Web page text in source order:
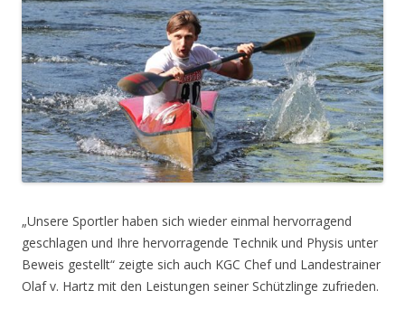
„Unsere Sportler haben sich wieder einmal hervorragend
geschlagen und Ihre hervorragende Technik und Physis unter
Beweis gestellt“ zeigte sich auch KGC Chef und Landestrainer
Olaf v. Hartz mit den Leistungen seiner Schützlinge zufrieden.